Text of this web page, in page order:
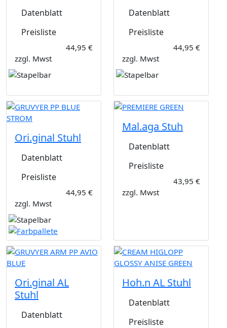
Datenblatt
Preisliste
44,95 €
zzgl. Mwst
Datenblatt
Preisliste
44,95 €
zzgl. Mwst
Ori.ginal Stuhl
Datenblatt
Preisliste
44,95 €
zzgl. Mwst
Mal.aga Stuh
Datenblatt
Preisliste
43,95 €
zzgl. Mwst
Ori.ginal AL
Stuhl
Datenblatt
Hoh.n AL Stuhl
Datenblatt
Preisliste